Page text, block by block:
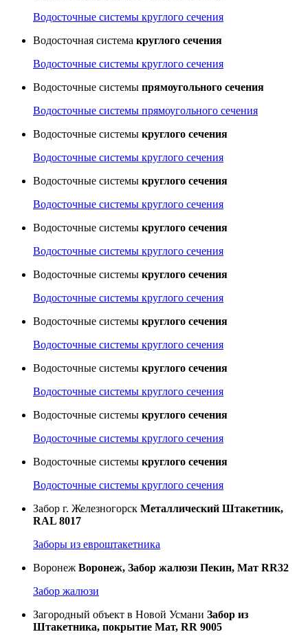
Водосточные системы круглого сечения
Водосточная система круглого сечения
Водосточные системы круглого сечения
Водосточные системы прямоугольного сечения
Водосточные системы прямоугольного сечения
Водосточные системы круглого сечения
Водосточные системы круглого сечения
Водосточные системы круглого сечения
Водосточные системы круглого сечения
Водосточные системы круглого сечения
Водосточные системы круглого сечения
Водосточные системы круглого сечения
Водосточные системы круглого сечения
Водосточные системы круглого сечения
Водосточные системы круглого сечения
Водосточные системы круглого сечения
Водосточные системы круглого сечения
Водосточные системы круглого сечения
Водосточные системы круглого сечения
Водосточные системы круглого сечения
Водосточные системы круглого сечения
Забор г. Железногорск Металлический Штакетник,
RAL 8017
Заборы из евроштакетника
Воронеж Воронеж, Забор жалюзи Пекин, Мат RR32
Забор жалюзи
Загородный объект в Новой Усмани Забор из
Штакетника, покрытие Мат, RR 9005